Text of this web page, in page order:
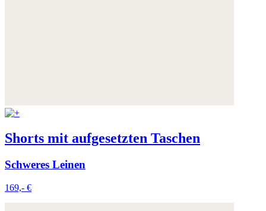
Shorts mit aufgesetzten Taschen
Schweres Leinen
169,- €